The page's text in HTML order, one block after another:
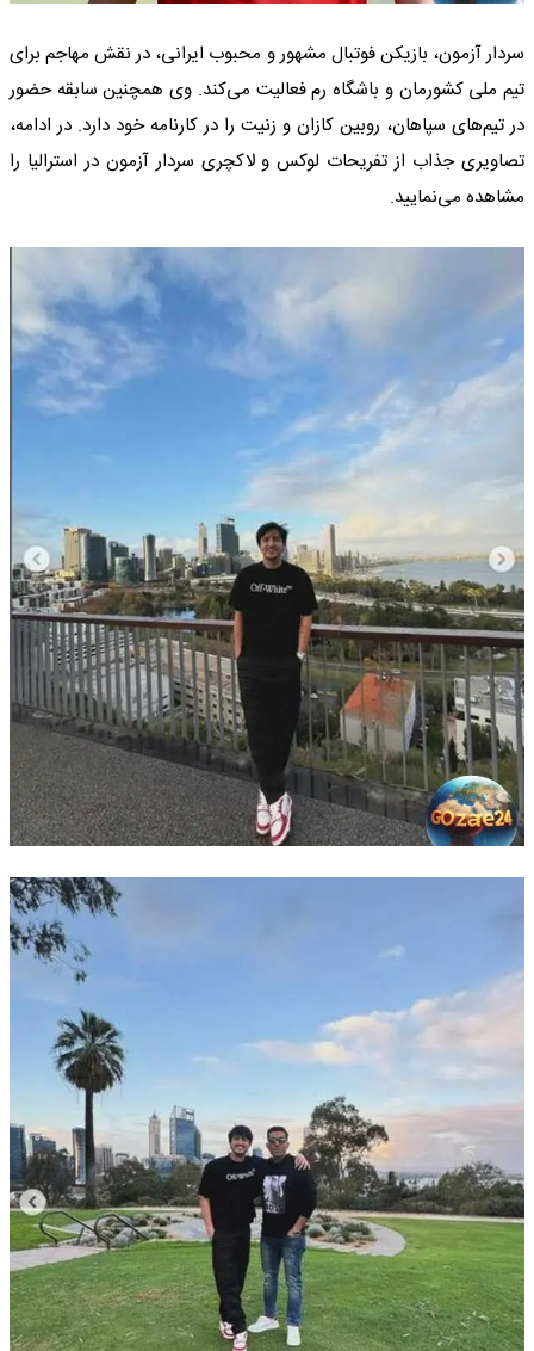
سردار آزمون، بازیکن فوتبال مشهور و محبوب ایرانی، در نقش مهاجم برای
تیم ملی کشورمان و باشگاه رم فعالیت می‌کند. وی همچنین سابقه حضور
در تیم‌های سپاهان، روبین کازان و زنیت را در کارنامه خود دارد. در ادامه،
تصاویری جذاب از تفریحات لوکس و لاکچری سردار آزمون در استرالیا را
مشاهده می‌نمایید.